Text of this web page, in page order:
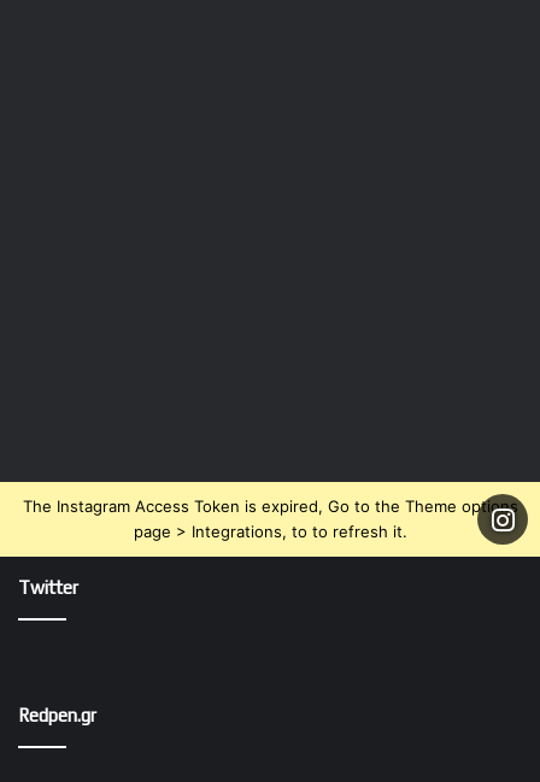
The Instagram Access Token is expired, Go to the Theme options
page > Integrations, to to refresh it.
Twitter
Redpen.gr